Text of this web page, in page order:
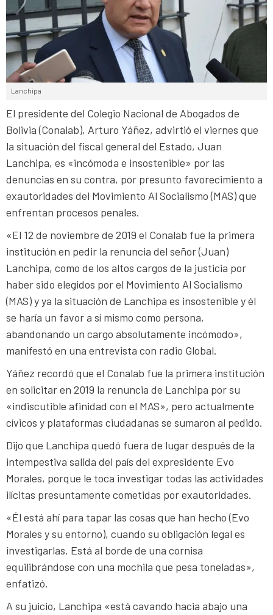
Lanchipa
El presidente del Colegio Nacional de Abogados de
Bolivia (Conalab), Arturo Yáñez, advirtió el viernes que
la situación del fiscal general del Estado, Juan
Lanchipa, es «incómoda e insostenible» por las
denuncias en su contra, por presunto favorecimiento a
exautoridades del Movimiento Al Socialismo (MAS) que
enfrentan procesos penales.
«El 12 de noviembre de 2019 el Conalab fue la primera
institución en pedir la renuncia del señor (Juan)
Lanchipa, como de los altos cargos de la justicia por
haber sido elegidos por el Movimiento Al Socialismo
(MAS) y ya la situación de Lanchipa es insostenible y él
se haría un favor a sí mismo como persona,
abandonando un cargo absolutamente incómodo»,
manifestó en una entrevista con radio Global.
Yáñez recordó que el Conalab fue la primera institución
en solicitar en 2019 la renuncia de Lanchipa por su
«indiscutible afinidad con el MAS», pero actualmente
cívicos y plataformas ciudadanas se sumaron al pedido.
Dijo que Lanchipa quedó fuera de lugar después de la
intempestiva salida del país del expresidente Evo
Morales, porque le toca investigar todas las actividades
ilícitas presuntamente cometidas por exautoridades.
«Él está ahí para tapar las cosas que han hecho (Evo
Morales y su entorno), cuando su obligación legal es
investigarlas. Está al borde de una cornisa
equilibrándose con una mochila que pesa toneladas»,
enfatizó.
A su juicio, Lanchipa «está cavando hacia abajo una